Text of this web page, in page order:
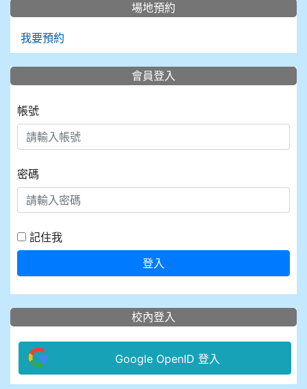
場地預約
我要預約
會員登入
帳號
密碼
記住我
登入
校內登入
Google OpenID 登入